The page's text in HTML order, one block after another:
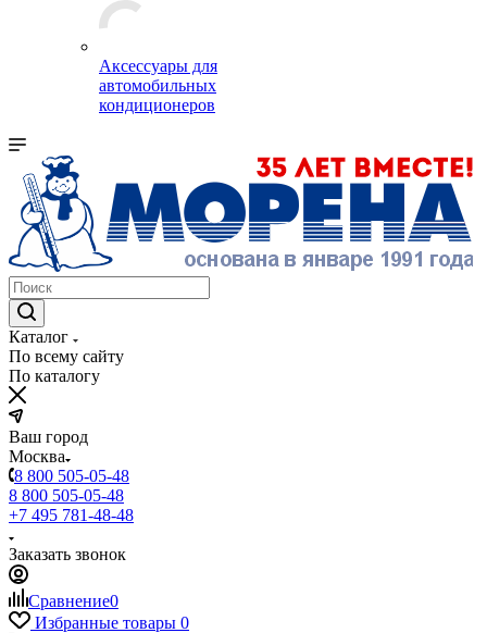
Аксессуары для
автомобильных
кондиционеров
Каталог
По всему сайту
По каталогу
Ваш город
Москва
8 800 505-05-48
8 800 505-05-48
+7 495 781-48-48
Заказать звонок
Сравнение0
Избранные товары 0